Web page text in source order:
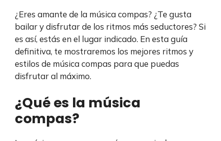
¿Eres amante de la música compas? ¿Te gusta
bailar y disfrutar de los ritmos más seductores? Si
es así, estás en el lugar indicado. En esta guía
definitiva, te mostraremos los mejores ritmos y
estilos de música compas para que puedas
disfrutar al máximo.
¿Qué es la música
compas?